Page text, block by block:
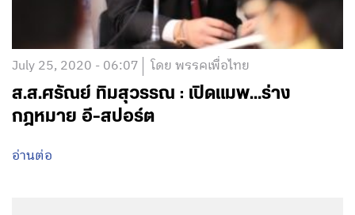
July 25, 2020 - 06:07 โดย พรรคเพื่อไทย
ส.ส.ศรัณย์ ทิมสุวรรณ : เปิดแมพ…ร่าง
กฎหมาย อี-สปอร์ต
อ่านต่อ